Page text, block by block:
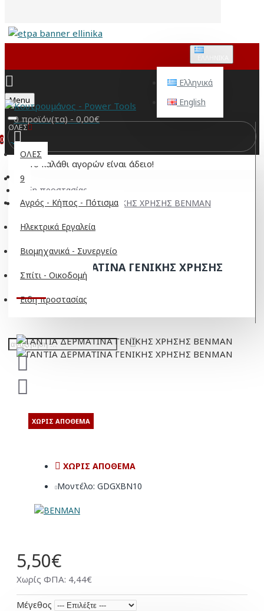
Ελληνικά
English
Menu
0 προϊόν(τα) - 0,00€
0
Το καλάθι αγορών είναι άδειο!
ΟΛΕΣ
ΟΛΕΣ
9
Αγρός - Κήπος - Πότισμα
Ηλεκτρικά Εργαλεία
Βιομηχανικά - Συνεργείο
Σπίτι - Οικοδομή
Ειδη προστασίας
Ειδη προστασίας
ΓΑΝΤΙΑ ΔΕΡΜΑΤΙΝΑ ΓΕΝΙΚΗΣ ΧΡΗΣΗΣ BENMAN
ΓΑΝΤΙΑ ΔΕΡΜΑΤΙΝΑ ΓΕΝΙΚΗΣ ΧΡΗΣΗΣ
BENMAN
ΧΩΡΊΣ ΑΠΌΘΕΜΑ
ΧΩΡΊΣ ΑΠΌΘΕΜΑ
Μοντέλο: GDGXBN10
5,50€
Χωρίς ΦΠΑ: 4,44€
Μέγεθος